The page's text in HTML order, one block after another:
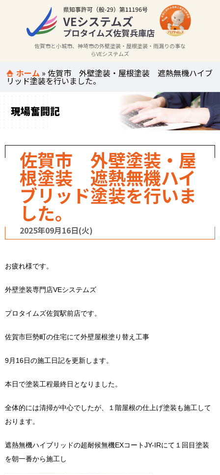
佐賀市と小城市、神埼市の外壁塗装・屋根塗装・雨漏りの事な
らVEシステムズ
ホーム »佐賀市 外壁塗装・屋根塗装 遮熱無機ハイブ
リッド塗装を行いました。
現場奮闘記
佐賀市 外壁塗装・屋
根塗装 遮熱無機ハイ
ブリッド塗装を行いま
した。
2025年09月16日(火)
お疲れ様です。
外壁塗装専門店VEシステムズ
プロタイムズ佐賀駅前店です。
佐賀市巨勢町の住宅にて外壁屋根塗り替え工事
9月16日の施工日記を更新します。
本日で塗装工程最終日となりました。
全体的には清掃が中心でしたが、１階屋根の仕上げ塗装も施工して
おります。
遮熱無機ハイブリッドの超耐候無機EXコートJY-IRにて１回目塗装
を朝一番から施工し